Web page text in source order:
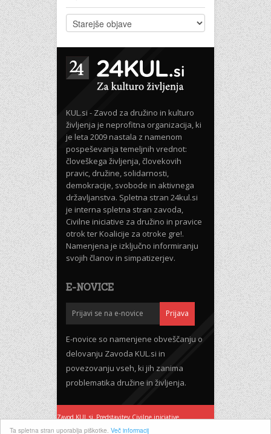
Ta spletna stran uporablja piškotke. Več informacij
KUL.si - Zavod za družino in kulturo
življenja je neprofitna organizacija, ki
je leta 2009 nastala z namenom
pospeševanja temeljnih vrednot:
človeškega življenja, človekovih
pravic, družine, solidarnosti,
demokracije, svobode in aktivnega
državljanstva. Spletna stran 24kul.si
je interna spletna stran zavoda,
Civilne iniciative za družino in pravice
otrok ter Koalicije za otroke gre!.
Namenjena je izključno informiranju
svojih članov in simpatizerjev.
E-NOVICE
E-novice so namenjene obveščanju o
delovanju Zavoda KUL.si in
povezovanju vseh, ki jih zanima
problematika družine in življenja.
Zavod KUL.si Predstavitev Civilne iniciative
Pogoji uporabe